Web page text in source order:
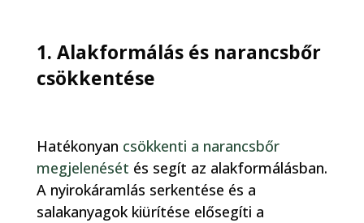
1. Alakformálás és narancsbőr
csökkentése
Hatékonyan csökkenti a narancsbőr
megjelenését és segít az alakformálásban.
A nyirokáramlás serkentése és a
salakanyagok kiürítése elősegíti a